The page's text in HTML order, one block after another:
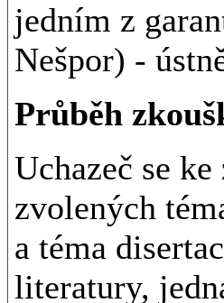
jedním z
Nešpor) -
Průběh
Uchazeč se
zvolených
a téma
literatury,